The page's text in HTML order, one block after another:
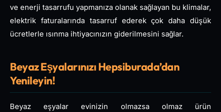
ve enerji tasarrufu yapmanıza olanak sağlayan bu klimalar,
elektrik faturalarında tasarruf ederek çok daha düşük
ücretlerle ısınma ihtiyacınızın giderilmesini sağlar.
Beyaz Eşyalarınızı Hepsiburada’dan
Yenileyin!
Beyaz eşyalar evinizin olmazsa olmaz ürün